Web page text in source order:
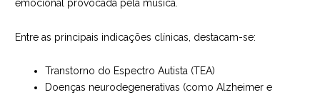
emocional provocada pela música.
Entre as principais indicações clínicas, destacam-se:
Transtorno do Espectro Autista (TEA)
Doenças neurodegenerativas (como Alzheimer e